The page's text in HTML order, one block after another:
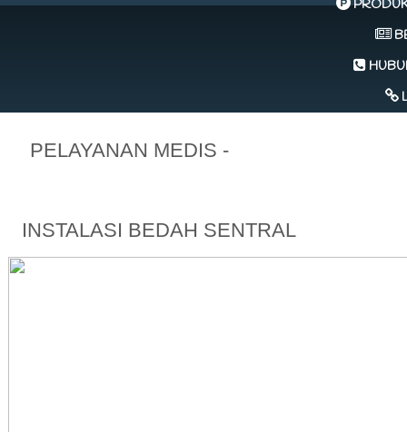
PELAYANAN MEDIS -
INSTALASI BEDAH SENTRAL